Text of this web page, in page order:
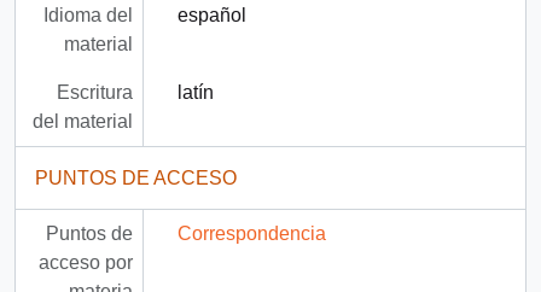
Idioma del
material
español
Escritura
del material
latín
PUNTOS DE ACCESO
Puntos de
acceso por
Correspondencia